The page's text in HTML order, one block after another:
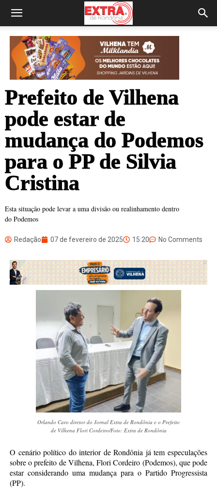
Prefeito de Vilhena
pode estar de
mudança do Podemos
para o PP de Silvia
Cristina
Esta situação pode levar a uma divisão ou realinhamento dentro
do Podemos
Redação 07 de fevereiro de 2025 15:20 No Comments
Orlando Caro diretor do Jornal Extra de Rondônia e o Prefeito
de Vilhena Flori Cordeiro/Foto: Extra de Rondônia
O cenário político do interior de Rondônia já tem especulações
sobre o prefeito de Vilhena, Flori Cordeiro (Podemos), que pode
estar considerando uma mudança para o Partido Progressista
(PP).